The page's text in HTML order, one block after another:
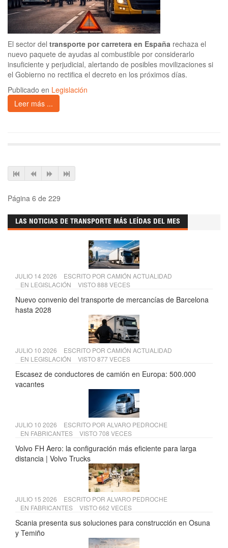
El sector del transporte por carretera en España rechaza el
nuevo paquete de ayudas al combustible por considerarlo
insuficiente y perjudicial, alertando de posibles movilizaciones si
el Gobierno no rectifica el decreto en los próximos días.
Publicado en Legislación
Leer más ...
Página 6 de 229
LAS NOTICIAS DE TRANSPORTE MÁS LEÍDAS DEL MES
JULIO 14 2026 ESCRITO POR CAMIÓN ACTUALIDAD
EN LEGISLACIÓN VISTO 888 VECES
Nuevo convenio del transporte de mercancías de Barcelona
hasta 2028
JULIO 10 2026 ESCRITO POR CAMIÓN ACTUALIDAD
EN LEGISLACIÓN VISTO 877 VECES
Escasez de conductores de camión en Europa: 500.000
vacantes
JULIO 10 2026 ESCRITO POR ALVARO PEDROCHE
EN FABRICANTES VISTO 708 VECES
Volvo FH Aero: la configuración más eficiente para larga
distancia | Volvo Trucks
JULIO 15 2026 ESCRITO POR ALVARO PEDROCHE
EN FABRICANTES VISTO 662 VECES
Scania presenta sus soluciones para construcción en Osuna
y Temiño